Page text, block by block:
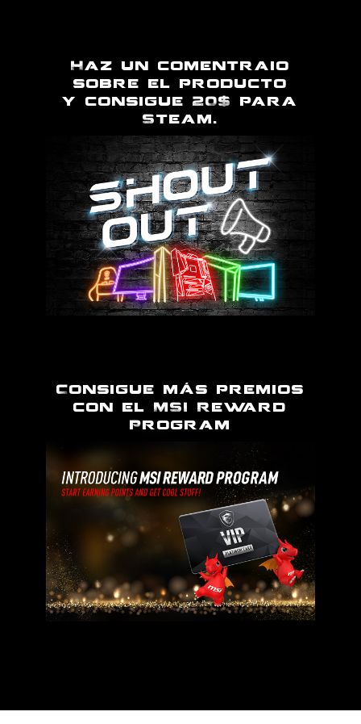
Haz un comentraio
sobre el producto
y consigue 20$ para
Steam.
Consigue más premios
con el MSI Reward
Program